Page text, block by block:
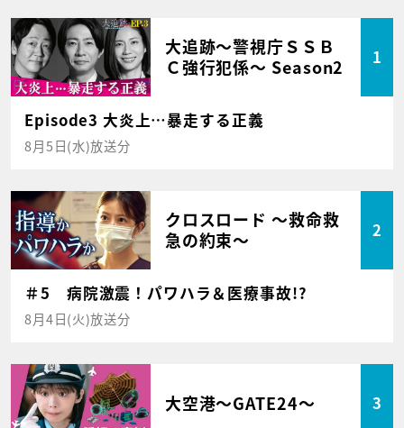
大追跡～警視庁ＳＳＢ
Ｃ強行犯係～ Season2
1
Episode3 大炎上…暴走する正義
8月5日(水)放送分
クロスロード ～救命救
急の約束～
2
＃5 病院激震！パワハラ＆医療事故!?
8月4日(火)放送分
大空港～GATE24～ 3